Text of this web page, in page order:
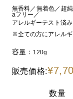
無香料／無着色／超
aフリー／
アレルギーテスト済
※全ての方にアレルギ
容量： 120g
販売価格:
数量